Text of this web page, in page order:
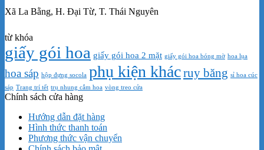
Xã La Bằng, H. Đại Từ, T. Thái Nguyên
từ khóa
giấy gói hoa giấy gói hoa 2 mặt giấy gói hoa bóng mờ hoa lụa
hoa sáp hộp đựng socola phụ kiện khácruy băng sỉ hoa cúc
sáp Trang trí tểt trụ nhung cắm hoa vòng treo cửa
Chính sách cửa hàng
Hướng dẫn đặt hàng
Hình thức thanh toán
Phương thức vận chuyển